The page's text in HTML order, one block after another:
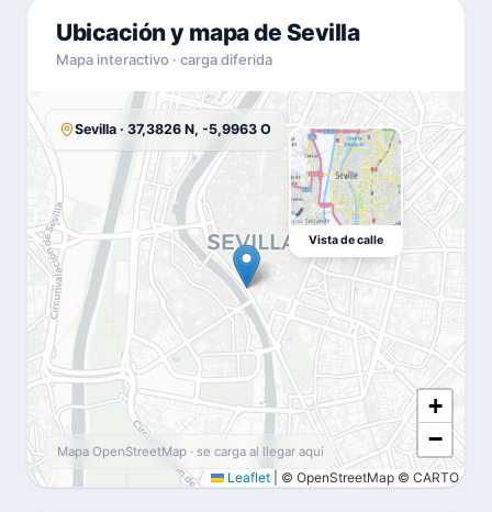
Ubicación y mapa de Sevilla
Mapa interactivo · carga diferida
+
−
Leaflet © OpenStreetMap © CARTO
Sevilla · 37,3826 N, -5,9963 O
Vista de calle
Mapa OpenStreetMap · se carga al llegar aquí